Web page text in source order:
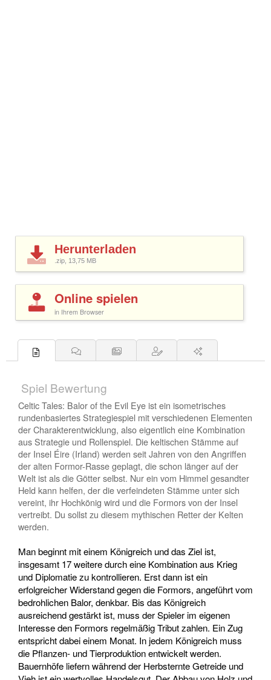
Herunterladen
.zip, 13,75 MB
Online spielen
in Ihrem Browser
Spiel Bewertung
Celtic Tales: Balor of the Evil Eye ist ein isometrisches
rundenbasiertes Strategiespiel mit verschiedenen Elementen
der Charakterentwicklung, also eigentlich eine Kombination
aus Strategie und Rollenspiel. Die keltischen Stämme auf
der Insel Éire (Irland) werden seit Jahren von den Angriffen
der alten Formor-Rasse geplagt, die schon länger auf der
Welt ist als die Götter selbst. Nur ein vom Himmel gesandter
Held kann helfen, der die verfeindeten Stämme unter sich
vereint, ihr Hochkönig wird und die Formors von der Insel
vertreibt. Du sollst zu diesem mythischen Retter der Kelten
werden.
Man beginnt mit einem Königreich und das Ziel ist,
insgesamt 17 weitere durch eine Kombination aus Krieg
und Diplomatie zu kontrollieren. Erst dann ist ein
erfolgreicher Widerstand gegen die Formors, angeführt vom
bedrohlichen Balor, denkbar. Bis das Königreich
ausreichend gestärkt ist, muss der Spieler im eigenen
Interesse den Formors regelmäßig Tribut zahlen. Ein Zug
entspricht dabei einem Monat. In jedem Königreich muss
die Pflanzen- und Tierproduktion entwickelt werden.
Bauernhöfe liefern während der Herbsternte Getreide und